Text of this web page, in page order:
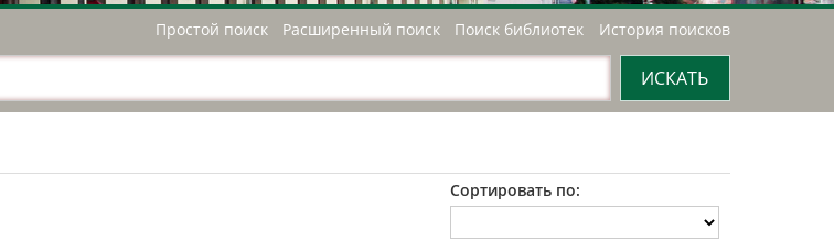
Простой поиск Расширенный поиск Поиск библиотек История поисков
Сортировать по: